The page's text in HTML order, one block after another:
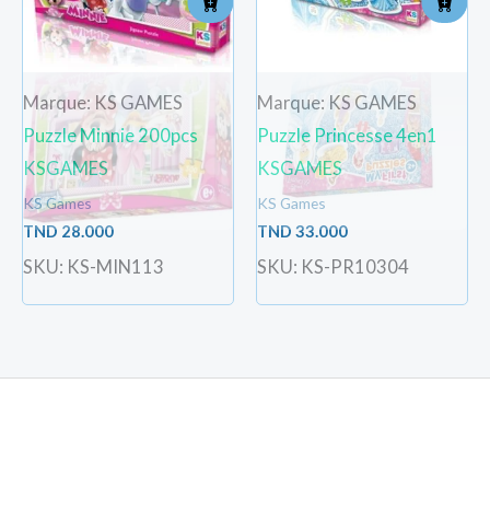
Marque: KS GAMES
Puzzle Minnie 200pcs
KSGAMES
KS Games
TND 28.000
SKU: KS-MIN113
Marque: KS GAMES
Puzzle Princesse 4en1
KSGAMES
KS Games
TND 33.000
SKU: KS-PR10304